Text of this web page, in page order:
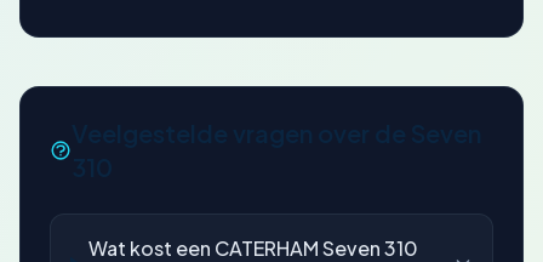
Wat kost een CATERHAM Seven 310